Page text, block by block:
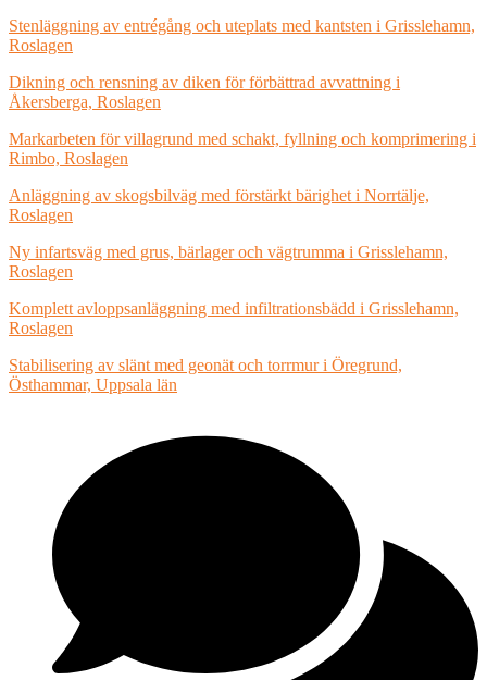
Stenläggning av entrégång och uteplats med kantsten i Grisslehamn,
Roslagen
Dikning och rensning av diken för förbättrad avvattning i
Åkersberga, Roslagen
Markarbeten för villagrund med schakt, fyllning och komprimering i
Rimbo, Roslagen
Anläggning av skogsbilväg med förstärkt bärighet i Norrtälje,
Roslagen
Ny infartsväg med grus, bärlager och vägtrumma i Grisslehamn,
Roslagen
Komplett avloppsanläggning med infiltrationsbädd i Grisslehamn,
Roslagen
Stabilisering av slänt med geonät och torrmur i Öregrund,
Östhammar, Uppsala län